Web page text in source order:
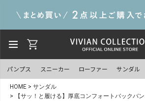
パンプス スニーカー ローファー サンダル
HOME
サンダル
【サッ！と履ける】厚底コンフォートバックバ